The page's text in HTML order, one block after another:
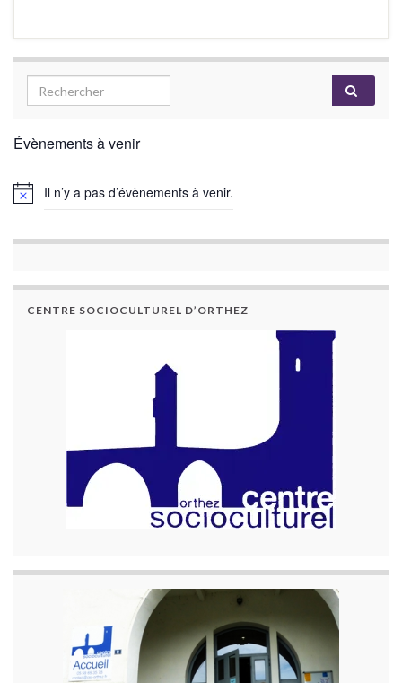
Évènements à venir
Il n’y a pas d’évènements à venir.
CENTRE SOCIOCULTUREL D’ORTHEZ